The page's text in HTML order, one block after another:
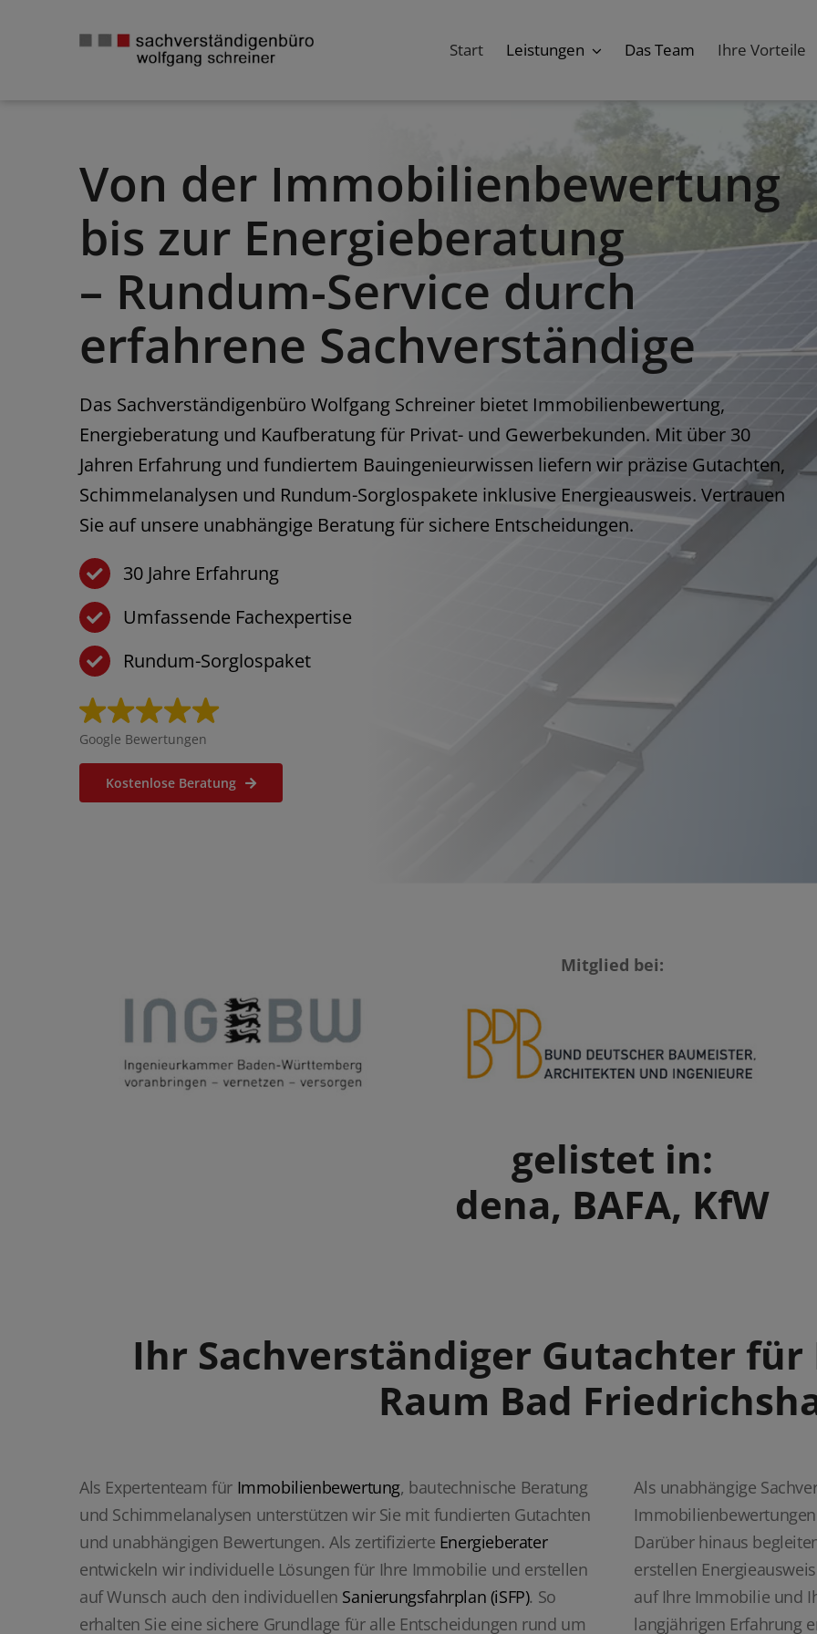
Start Leistungen Das Team Ihre Vorteile
Von der Immobilienbewertung
bis zur Energieberatung
– Rundum-Service durch
erfahrene Sachverständige
Das Sachverständigenbüro Wolfgang Schreiner bietet Immobilienbewertung,
Energieberatung und Kaufberatung für Privat- und Gewerbekunden. Mit über 30
Jahren Erfahrung und fundiertem Bauingenieurwissen liefern wir präzise Gutachten,
Schimmelanalysen und Rundum-Sorglospakete inklusive Energieausweis. Vertrauen
Sie auf unsere unabhängige Beratung für sichere Entscheidungen.
30 Jahre Erfahrung
Umfassende Fachexpertise
Rundum-Sorglospaket
Google Bewertungen
Kostenlose Beratung
Mitglied bei:
gelistet in:
dena, BAFA, KfW
Ihr Sach­verständiger Gutachter
Raum Bad
Als Expertenteam für Immobilienbewertung, bautechnische Beratung
und Schimmelanalysen unterstützen wir Sie mit fundierten Gutachten
und unabhängigen Bewertungen. Als zertifizierte Energieberater
entwickeln wir individuelle Lösungen für Ihre Immobilie und erstellen
auf Wunsch auch den individuellen Sanierungsfahrplan (iSFP). So
erhalten Sie eine sichere Grundlage für alle Entscheidungen rund um
Als unabhängige
Darüber hinaus
erstellen
auf Ihre Immobilie und
langjährigen Erfahrung